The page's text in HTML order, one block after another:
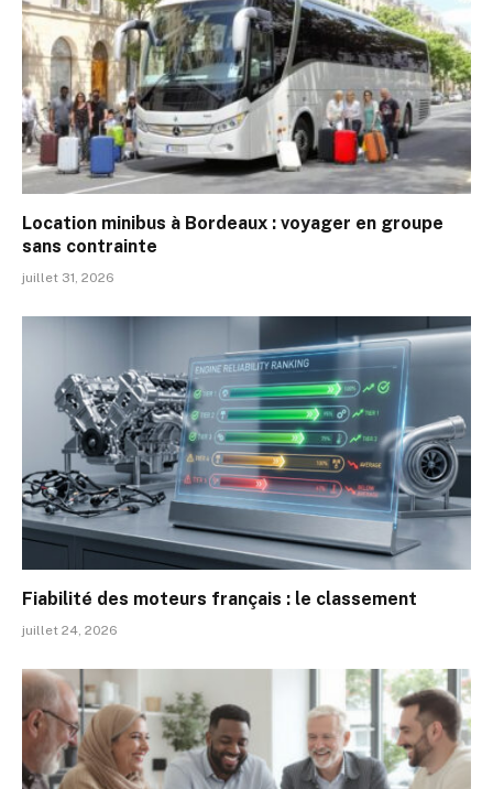
Location minibus à Bordeaux : voyager en groupe
sans contrainte
juillet 31, 2026
Fiabilité des moteurs français : le classement
juillet 24, 2026